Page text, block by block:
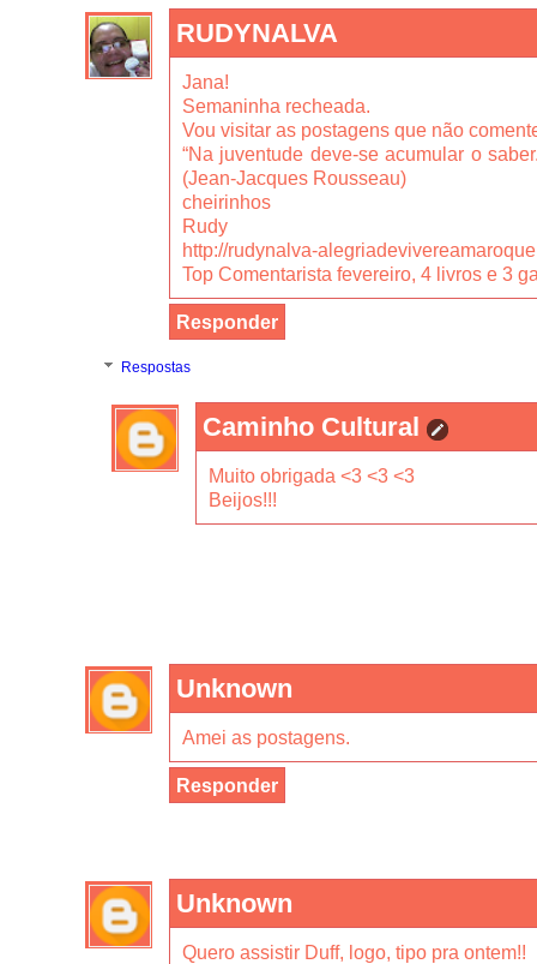
RUDYNALVA
Jana!
Semaninha recheada.
Vou visitar as postagens que não
“Na juventude deve-se acumular o
(Jean-Jacques Rousseau)
cheirinhos
Rudy
http://rudynalva-
Top Comentarista fevereiro, 4 livros e 3
Responder
Respostas
Caminho Cultural
Muito obrigada <3 <3 <3
Beijos!!!
Unknown
Amei as postagens.
Responder
Unknown
Quero assistir Duff, logo, tipo pra ontem!!